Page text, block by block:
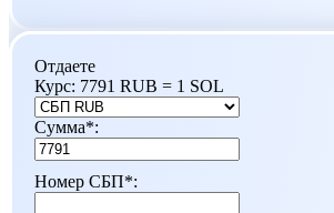
Отдаете
Курс: 7791 RUB = 1 SOL
Сумма*:
Номер СБП*: